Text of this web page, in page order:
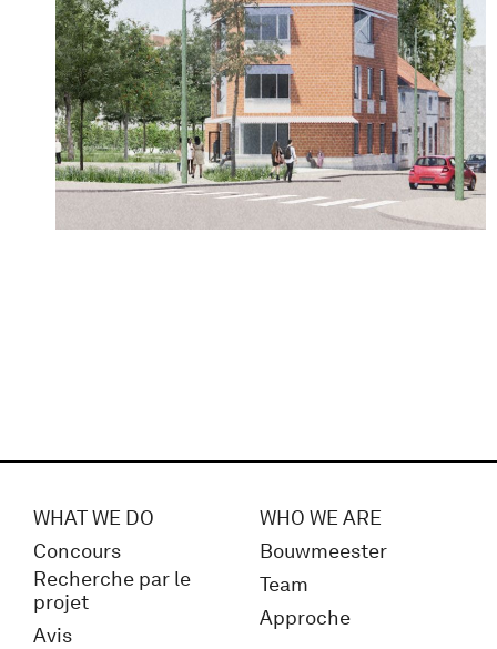
WHAT WE DO
Concours
Recherche par le
projet
Avis
WHO WE ARE
Bouwmeester
Team
Approche